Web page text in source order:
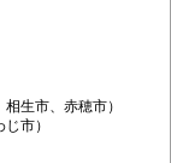
生市、赤穂市）
市）